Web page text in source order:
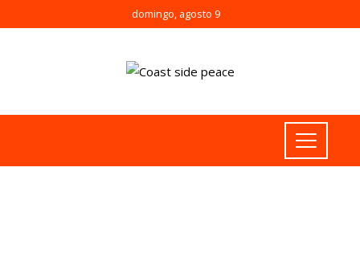
domingo, agosto 9